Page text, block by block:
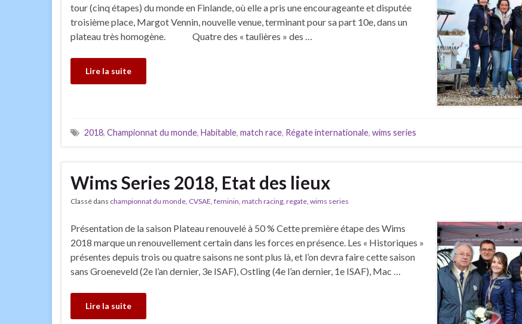
tour (cinq étapes) du monde en Finlande, où elle a pris une encourageante et disputée
troisième place, Margot Vennin, nouvelle venue, terminant pour sa part 10e, dans un
plateau très homogène. Quatre des « taulières » des …
Lire la suite
2018, Championnat du monde, Habitable, match race, Régate internationale, wims series
Wims Series 2018, Etat des lieux
Classé dans championnat du monde CVSAE feminin match racing regate wims series
Présentation de la saison Plateau renouvelé à 50 % Cette première étape des Wims
2018 marque un renouvellement certain dans les forces en présence. Les « Historiques »
présentes depuis trois ou quatre saisons ne sont plus là, et l’on devra faire cette saison
sans Groeneveld (2e l’an dernier, 3e ISAF), Ostling (4e l’an dernier, 1e ISAF), Mac …
Lire la suite